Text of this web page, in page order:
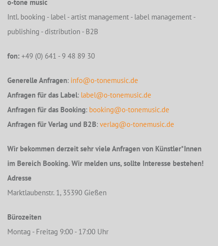
o-tone music
Intl. booking - label - artist management - label management -
publishing - distribution - B2B
fon: +49 (0) 641 - 9 48 89 30
Generelle Anfragen: info@o-tonemusic.de
Anfragen für das Label: label@o-tonemusic.de
Anfragen für das Booking: booking@o-tonemusic.de
Anfragen für Verlag und B2B: verlag@o-tonemusic.de
Wir bekommen derzeit sehr viele Anfragen von Künstler*Innen
im Bereich Booking. Wir melden uns, sollte Interesse bestehen!
Adresse
Marktlaubenstr. 1, 35390 Gießen
Bürozeiten
Montag - Freitag 9:00 - 17:00 Uhr